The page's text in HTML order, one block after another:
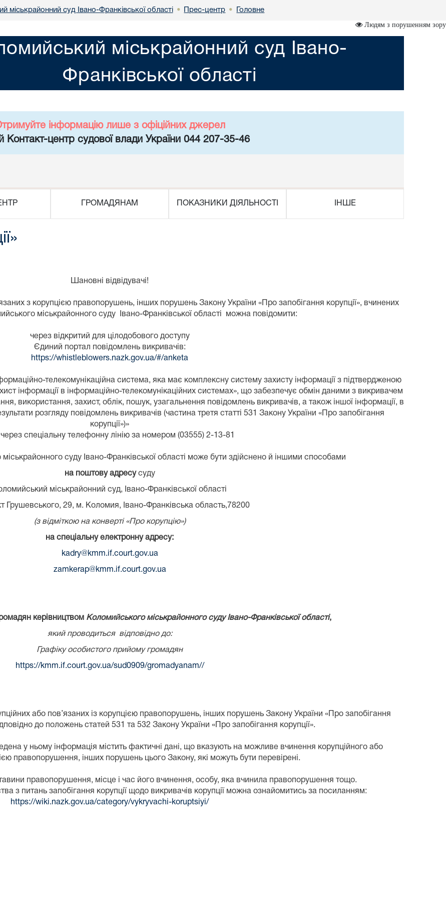
міськрайонний суд Івано-Франківської області • Прес-центр • Головне
Людям з порушенням зору
міськрайонний суд Івано-
Франківської області
інформацію лише з офіційних джерел
Контакт-центр судової влади України 044 207-35-46
ГРОМАДЯНАМ ПОКАЗНИКИ ДІЯЛЬНОСТІ ІНШЕ
Шановні відвідувачі!
з корупцією правопорушень, інших порушень Закону України «Про запобігання корупції», вчинених
міськрайонного суду Івано-Франківської області можна повідомити:
через відкритий для цілодобового доступу
Єдиний портал повідомлень викривачів:
https://whistleblowers.nazk.gov.ua/#/anketa
телекомунікаційна система, яка має комплексну систему захисту інформації з підтвердженою
інформації в інформаційно-телекомунікаційних системах», що забезпечує обмін даними з викривачем
використання, захист, облік, пошук, узагальнення повідомлень викривачів, а також іншої інформації, в
розгляду повідомлень викривачів (частина третя статті 531 Закону України «Про запобігання
корупції»)»
спеціальну телефонну лінію за номером (03555) 2-13-81
суду Івано-Франківської області може бути здійснено й іншими способами
на поштову адресусуду
міськрайонний суд, Івано-Франківської області
Грушевського, 29, м. Коломия, Івано-Франківська область,78200
(з відміткою на конверті «Про корупцію»)
на спеціальну електронну адресу:
kadry@kmm.if.court.gov.ua
zamkerap@kmm.if.court.gov.ua
керівництвом Коломийського міськрайонного суду Івано-Франківської області,
який проводиться відповідно до:
Графіку особистого прийому громадян
https://kmm.if.court.gov.ua/sud0909/gromadyanam//
або пов’язаних із корупцією правопорушень, інших порушень Закону України «Про запобігання
до положень статей 531 та 532 Закону України «Про запобігання корупції».
у ньому інформація містить фактичні дані, що вказують на можливе вчинення корупційного або
правопорушення, інших порушень цього Закону, які можуть бути перевірені.
правопорушення, місце i час його вчинення, особу, яка вчинила правопорушення тощо.
з питань запобігання корупції щодо викривачів корупції можна ознайомитись за посиланням:
https://wiki.nazk.gov.ua/category/vykryvachi-koruptsiyi/